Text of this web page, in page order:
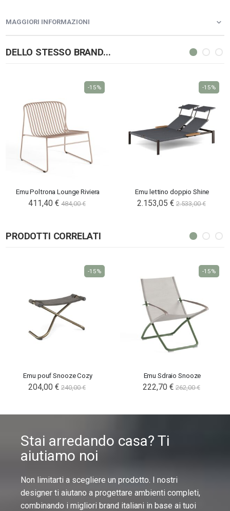
MAGGIORI INFORMAZIONI
DELLO STESSO BRAND...
Emu Poltrona Lounge Riviera
411,40 € 484,00 €
-15%
Emu lettino doppio Shine
2.153,05 € 2.533,00 €
-15%
PRODOTTI CORRELATI
Emu pouf Snooze Cozy
204,00 € 240,00 €
-15%
Emu Sdraio Snooze
222,70 € 262,00 €
-15%
Stai arredando casa? Ti
aiutiamo noi
Non limitarti a scegliere un prodotto. I nostri
designer ti aiutano a progettare ambienti completi,
combinando i migliori brand italiani in base ai tuoi